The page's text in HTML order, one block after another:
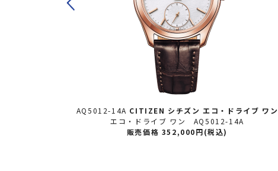
AQ5012-14A CITIZEN シチズン エコ・ドライブ ワン
エコ・ドライブ ワン AQ5012-14A
販売価格 352,000円(税込)